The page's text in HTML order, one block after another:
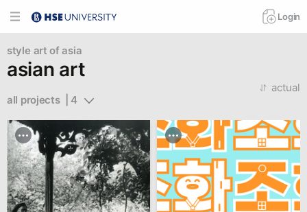
Login
style art of asia
asian art
all projects  | 4
actual